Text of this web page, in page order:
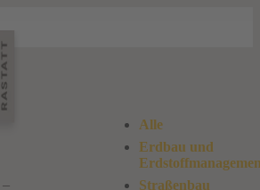
–
Alle
Erdbau und
Straßenbau